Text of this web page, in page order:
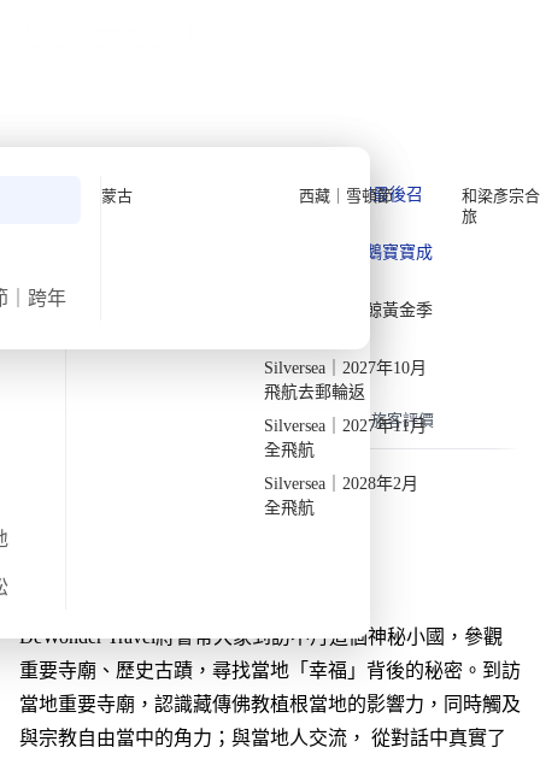
Quark 極地探險先鋒
Quark｜11月初最後召
Quark｜1月企鵝寶寶成
Quark｜3月觀鯨黃金季
Silversea｜2027年10月
飛航去郵輪返
Silversea｜2027年11月
全飛航
Silversea｜2028年2月
全飛航
和梁彥宗
旅
｜跨年
蒙古 西藏｜雪頓節
不丹十月徒步深度遊【7日6夜】
週一 10月19日 ·7天·2025
旅行團編號
常見問題 旅客評價
DeWonder Travel將會帶大家到訪不丹這個神秘小國，參觀
重要寺廟、歷史古蹟，尋找當地「幸福」背後的秘密。到訪
當地重要寺廟，認識藏傳佛教植根當地的影響力，同時觸及
與宗教自由當中的角力；與當地人交流， 從對話中真實了